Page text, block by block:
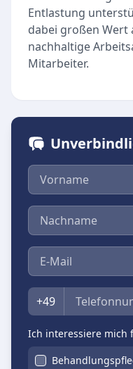
Entlastung
dabei großen Wert
nachhaltige
Mitarbeiter.
Vorname
Nachname
E-Mail
Telefon
+49
Ich interessiere mich